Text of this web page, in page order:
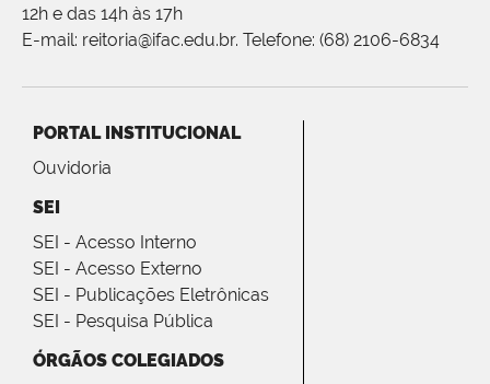
12h e das 14h às 17h
E-mail: reitoria@ifac.edu.br. Telefone: (68) 2106-6834
PORTAL INSTITUCIONAL
Ouvidoria
SEI
SEI - Acesso Interno
SEI - Acesso Externo
SEI - Publicações Eletrônicas
SEI - Pesquisa Pública
ÓRGÃOS COLEGIADOS